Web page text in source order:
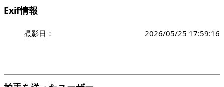
Exif情報
撮影日： 2026/05/25 17:59:16